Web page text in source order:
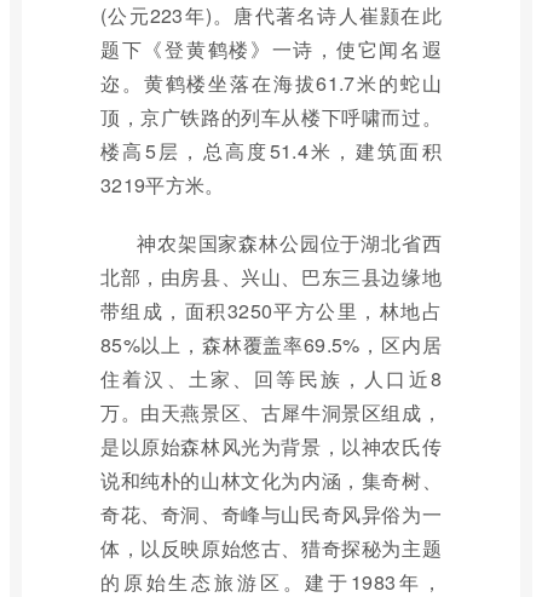
(公元223年)。唐代著名诗人崔颢在此
题下《登黄鹤楼》一诗，使它闻名遐
迩。黄鹤楼坐落在海拔61.7米的蛇山
顶，京广铁路的列车从楼下呼啸而过。
楼高5层，总高度51.4米，建筑面积
3219平方米。
神农架国家森林公园位于湖北省西
北部，由房县、兴山、巴东三县边缘地
带组成，面积3250平方公里，林地占
85%以上，森林覆盖率69.5%，区内居
住着汉、土家、回等民族，人口近8
万。由天燕景区、古犀牛洞景区组成，
是以原始森林风光为背景，以神农氏传
说和纯朴的山林文化为内涵，集奇树、
奇花、奇洞、奇峰与山民奇风异俗为一
体，以反映原始悠古、猎奇探秘为主题
的原始生态旅游区。建于1983年，